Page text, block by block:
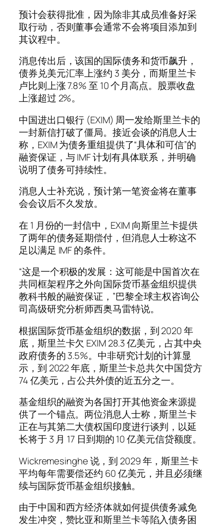
预计会获得批准，因为除非其成员准备好采
取行动，否则董事会通常不会将项目添加到
其议程中。
消息传出后，该国的国际债务和货币飙升，
债券兑美元汇率上涨约 3 美分，而斯里兰卡
卢比则上涨 7.8% 至 10 个月高点。股票收盘
上涨超过 2%。
中国进出口银行 (EXIM) 周一发给斯里兰卡的
一封新信打破了僵局。接近会谈的消息人士
称，EXIM 为债务重组提供了“具体和可信”的
融资保证，与 IMF 计划有具体联系，并明确
说明了债务可持续性。
消息人士补充说，预计第一笔资金将在董事
会会议后不久发放。
在 1 月份的一封信中，EXIM 向斯里兰卡提供
了两年的债务延期偿付，但消息人士称这不
足以满足 IMF 的条件。
“这是一个积极的发展：这可能是中国首次在
共同框架程序之外向国际货币基金组织提供
教科书般的融资保证，”巴黎全球主权咨询公
司高级研究分析师西奥马雷特说。
根据国际货币基金组织的数据，到 2020 年
底，斯里兰卡欠 EXIM 28.3 亿美元，占其中央
政府债务的 3.5%。中非研究计划的计算显
示，到 2022 年底，斯里兰卡总共欠中国贷方
74 亿美元，占公共外债的近五分之一。
基金组织的融资为各国打开其他资金来源提
供了一个锚点。两位消息人士称，斯里兰卡
正在与其第二大债权国印度进行谈判，以延
长将于 3 月 17 日到期的 10 亿美元信贷额度。
Wickremesinghe 说，到 2029 年，斯里兰卡
平均每年需要偿还约 60 亿美元，并且必须继
续与国际货币基金组织接触。
由于中国和西方经济体就如何提供债务减免
发生冲突，赞比亚和斯里兰卡等陷入债务困